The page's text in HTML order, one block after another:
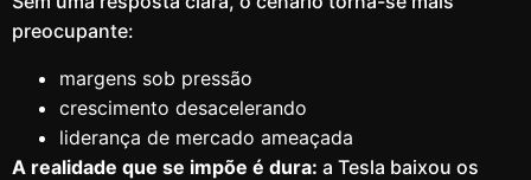
preocupante:
margens sob pressão
crescimento desacelerando
liderança de mercado ameaçada
A realidade que se impõe é dura: a Tesla baixou os